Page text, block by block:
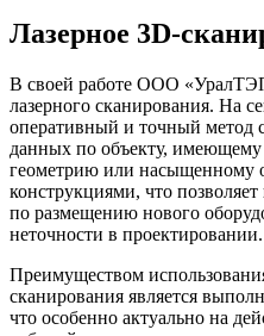
Лазерное 3D-
В своей работе ООО
лазерного сканирования. На
оперативный и точный метод
данных по объекту,
геометрию или насыщенному
конструкциями, что
по размещению нового
неточности в проектировании.
Преимуществом
сканирования является
что особенно актуально на